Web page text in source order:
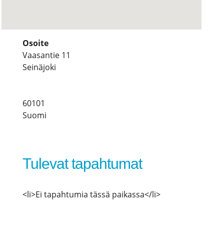
Osoite
Vaasantie 11
Seinäjoki
60101
Suomi
Tulevat tapahtumat
<li>Ei tapahtumia tässä paikassa</li>